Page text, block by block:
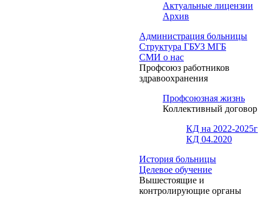
Актуальные лицензии
Архив
Администрация больницы
Структура ГБУЗ МГБ
СМИ о нас
Профсоюз работников
здравоохранения
Профсоюзная жизнь
Коллективный договор
КД на 2022-2025г
КД 04.2020
История больницы
Целевое обучение
Вышестоящие и
контролирующие органы